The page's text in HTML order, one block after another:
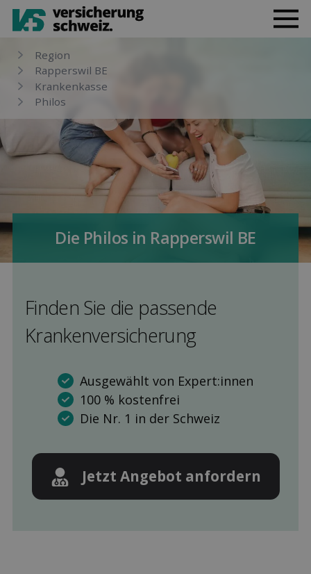
Region
Rapperswil BE
Kranken­kasse
Philos
Die Philos in Rapperswil BE
Finden Sie die pas­sende
Kranken­versicherung
Ausgewählt von Expert:innen
100 % kostenfrei
Die Nr. 1 in der Schweiz
Jetzt Angebot anfordern